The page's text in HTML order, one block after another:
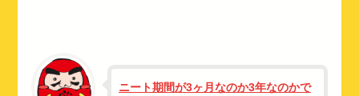
ニート期間が3ヶ月なのか3年なのかで